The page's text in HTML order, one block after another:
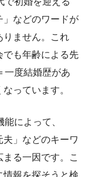
」などのワードが
りません。これ
でも年齢による先
一度結婚歴があ
っています。
によって、
」などのキーワ
る一因です。こ
情報を探そうと検